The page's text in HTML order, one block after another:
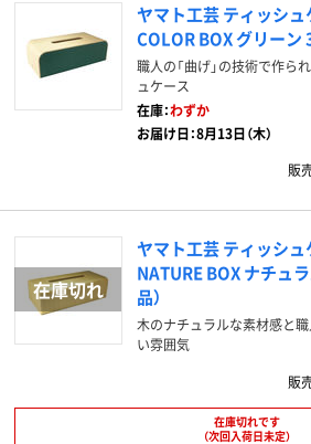
ヤマト工芸 ティッシ
COLOR BOX グリーン
職人の「曲げ」の技術で作ら
ュケース
在庫：わずか
お届け日：8月13日（木）
販
ヤマト工芸 ティッシ
NATURE BOX ナチュ
品）
木のナチュラルな素材感と
い雰囲気
販
在庫切れです
（次回入荷日未定）